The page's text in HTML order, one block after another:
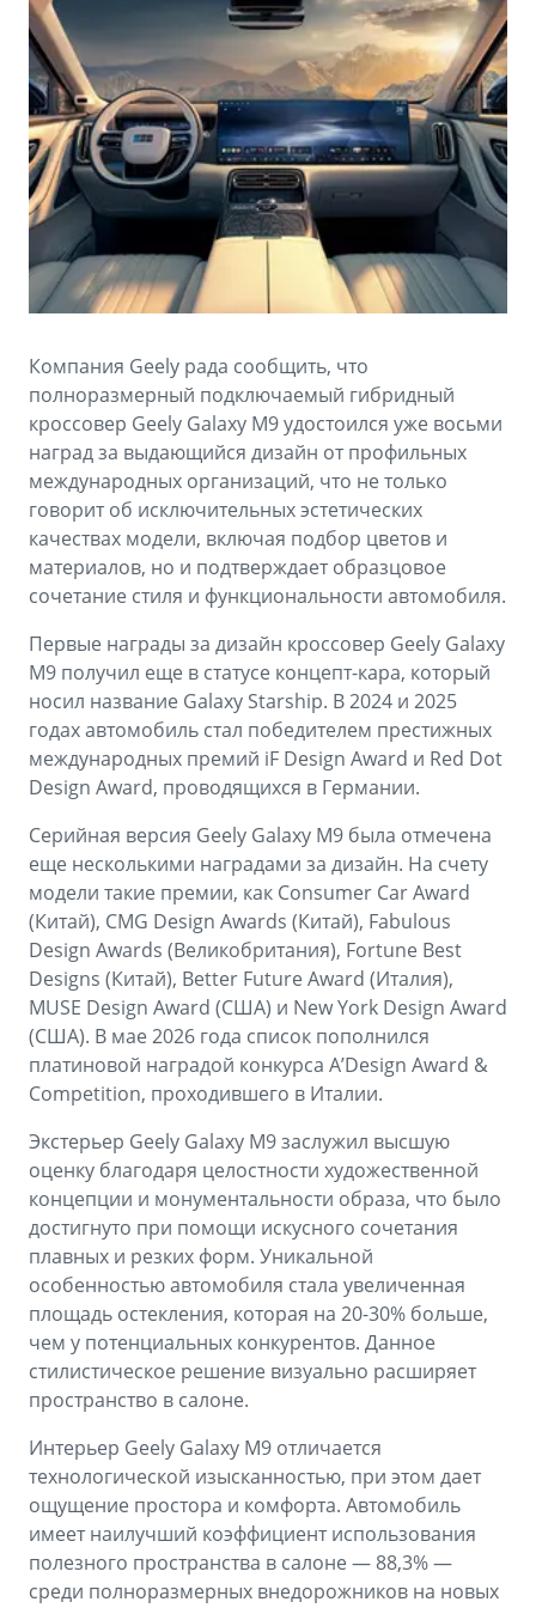
OKAVANGO
от 3 429 990 ₽*
MONJARO
от 4 349 990 ₽*
PREFACE
от 3 079 990 ₽*
GEELY EX5
от 3 769 990 ₽*
Аксессуары
Зарядные устройства
ФИНАНСЫ И УСЛУГИ
Автокредит
Расчет КАСКО
Страхование
Советы по эксплуатации
Спецпредложения
ПОДДЕРЖКА
Помощь на дорогах
Гарантия Geely
Сервисная книжка
Компания Geely рада сообщить, что
полноразмерный подключаемый гибридный
кроссовер Geely Galaxy M9 удостоился уже восьми
наград за выдающийся дизайн от профильных
международных организаций, что не только
говорит об исключительных эстетических
качествах модели, включая подбор цветов и
материалов, но и подтверждает образцовое
сочетание стиля и функциональности автомобиля.
Первые награды за дизайн кроссовер Geely Galaxy
M9 получил еще в статусе концепт-кара, который
носил название Galaxy Starship. В 2024 и 2025
годах автомобиль стал победителем престижных
международных премий iF Design Award и Red Dot
Design Award, проводящихся в Германии.
Серийная версия Geely Galaxy M9 была отмечена
еще несколькими наградами за дизайн. На счету
модели такие премии, как Consumer Car Award
(Китай), CMG Design Awards (Китай), Fabulous
Design Awards (Великобритания), Fortune Best
Designs (Китай), Better Future Award (Италия),
MUSE Design Award (США) и New York Design Award
(США). В мае 2026 года список пополнился
платиновой наградой конкурса A’Design Award &
Competition, проходившего в Италии.
Экстерьер Geely Galaxy M9 заслужил высшую
оценку благодаря целостности художественной
концепции и монументальности образа, что было
достигнуто при помощи искусного сочетания
плавных и резких форм. Уникальной
особенностью автомобиля стала увеличенная
площадь остекления, которая на 20-30% больше,
чем у потенциальных конкурентов. Данное
стилистическое решение визуально расширяет
пространство в салоне.
Интерьер Geely Galaxy M9 отличается
технологической изысканностью, при этом дает
ощущение простора и комфорта. Автомобиль
имеет наилучший коэффициент использования
полезного пространства в салоне — 88,3% —
среди полноразмерных внедорожников на новых